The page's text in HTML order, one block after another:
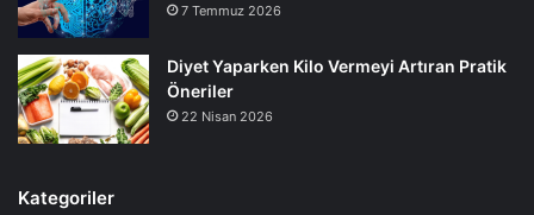
7 Temmuz 2026
Diyet Yaparken Kilo Vermeyi Artıran Pratik
Öneriler
22 Nisan 2026
Kategoriler